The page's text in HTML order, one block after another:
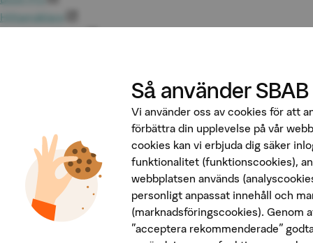
Hittamäklare
Penningtvätt
Insättningsgarantin
Behandling av personuppgifter
Så använder
Vi använder oss av cookies för att
förbättra din upplevelse på vår
cookies kan vi erbjuda dig säker
funktionalitet (funktionscookies),
webbplatsen används
personligt anpassat innehåll och
(marknadsföringscookies). Genom
"acceptera rekommenderade"